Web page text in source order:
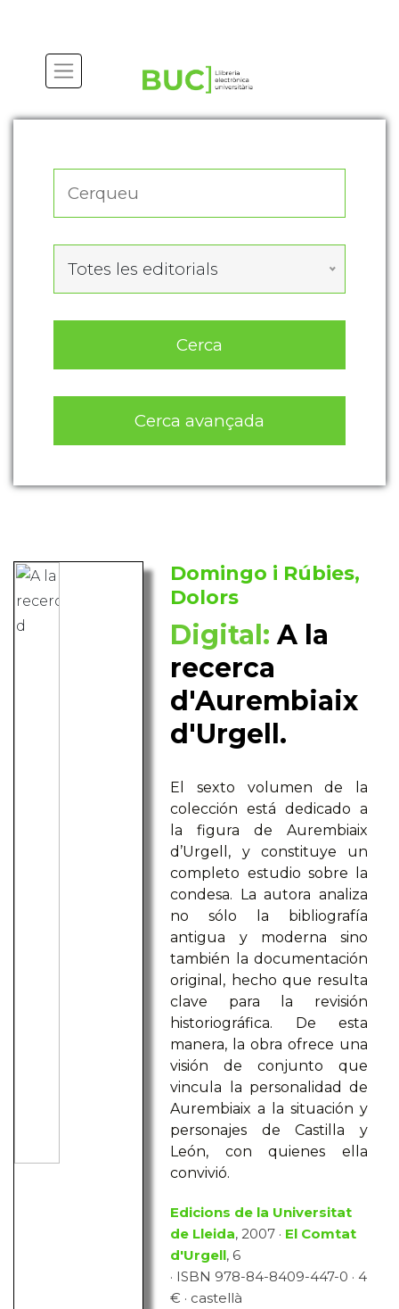
Totes les editorials
Cerca
Cerca avançada
Domingo i Rúbies,
Dolors
Digital: A la
recerca
d'Aurembiaix
d'Urgell.
El sexto volumen de la
colección está dedicado a
la figura de Aurembiaix
d’Urgell, y constituye un
completo estudio sobre la
condesa. La autora analiza
no sólo la bibliografía
antigua y moderna sino
también la documentación
original, hecho que resulta
clave para la revisión
historiográfica. De esta
manera, la obra ofrece una
visión de conjunto que
vincula la personalidad de
Aurembiaix a la situación y
personajes de Castilla y
León, con quienes ella
convivió.
Edicions de la Universitat
de Lleida, 2007 · El Comtat
d'Urgell, 6
· ISBN 978-84-8409-447-0 · 4
€ · castellà